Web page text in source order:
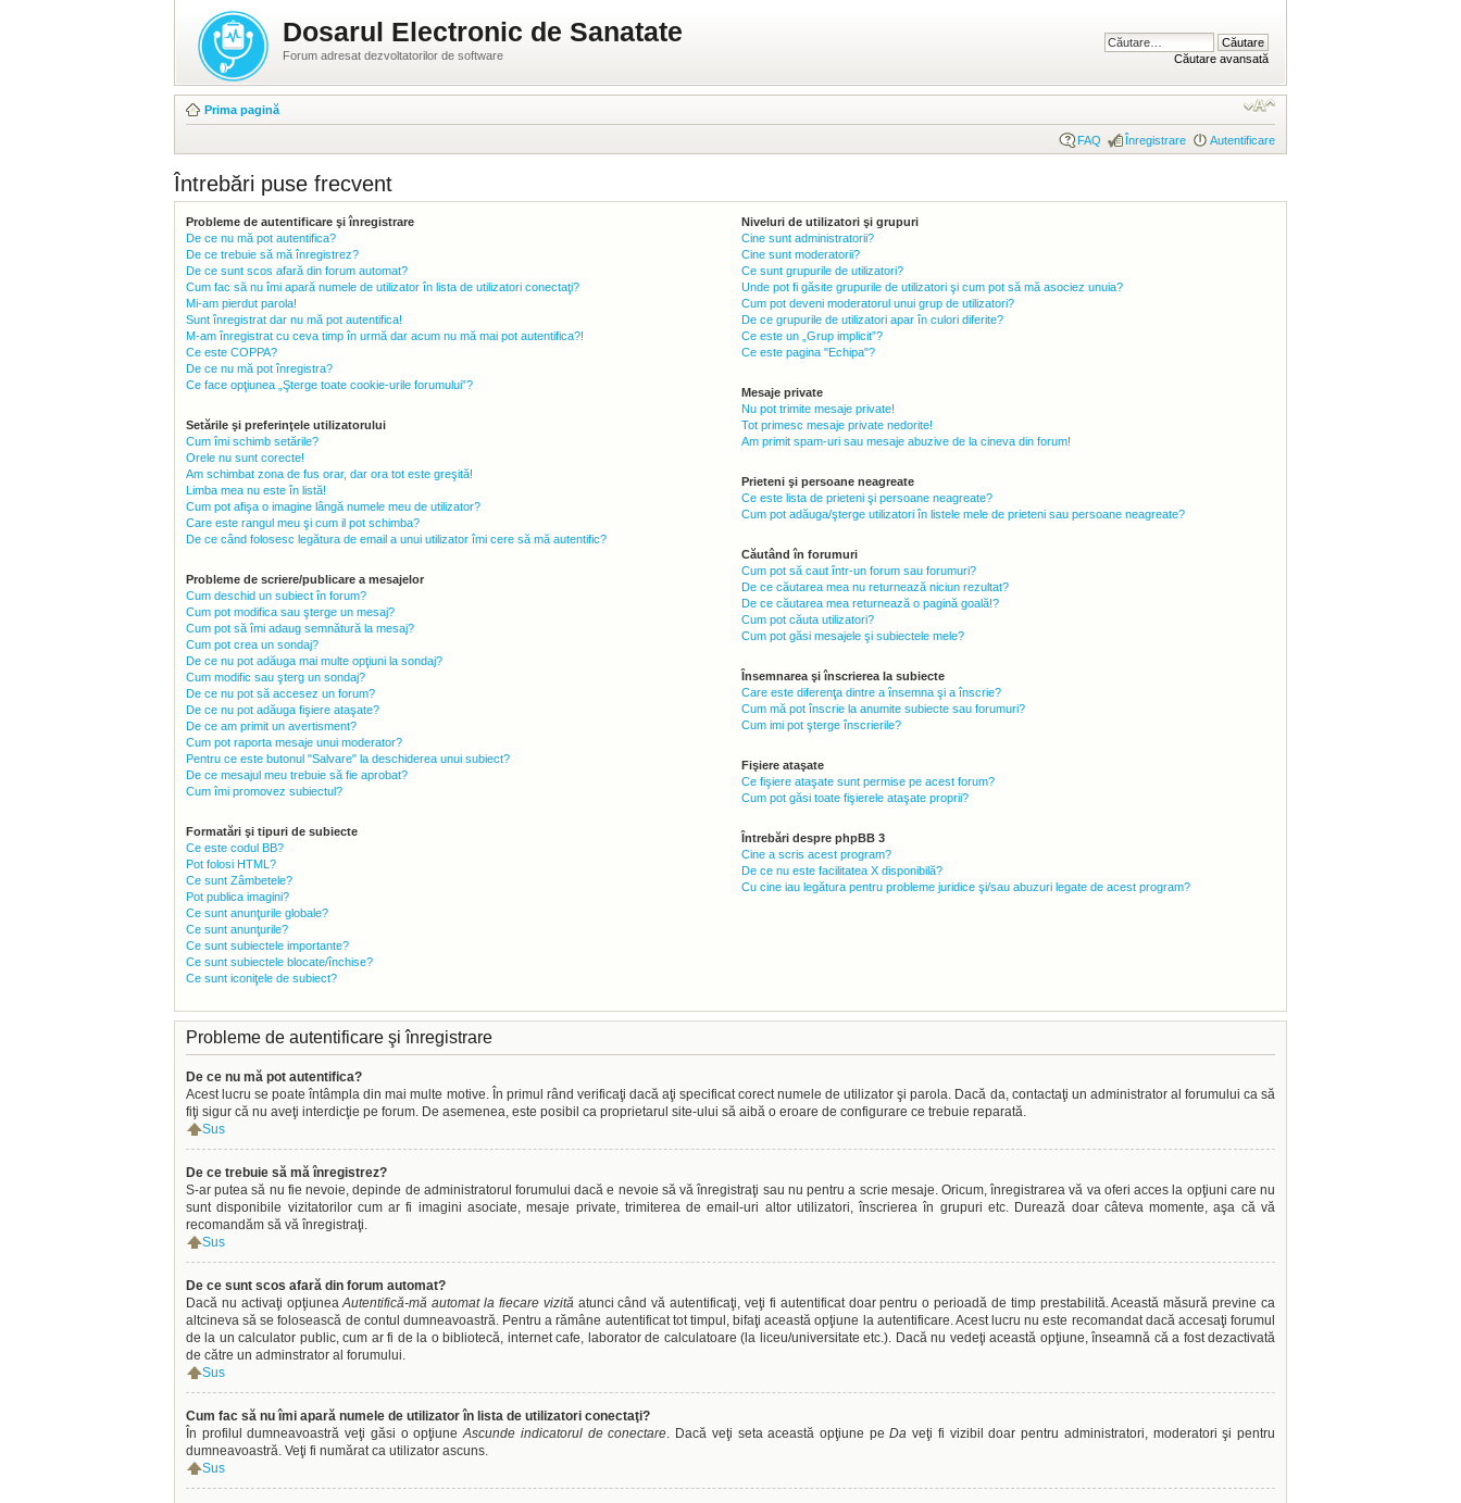
Dosarul Electronic de Sanatate
Forum adresat dezvoltatorilor de software Căutare avansată
Prima pagină
FAQ Înregistrare Autentificare
Întrebări puse frecvent
Probleme de autentificare şi înregistrare
De ce nu mă pot autentifica?
De ce trebuie să mă înregistrez?
De ce sunt scos afară din forum automat?
Cum fac să nu îmi apară numele de utilizator în lista de utilizatori conectaţi?
Mi-am pierdut parola!
Sunt înregistrat dar nu mă pot autentifica!
M-am înregistrat cu ceva timp în urmă dar acum nu mă mai pot autentifica?!
Ce este COPPA?
De ce nu mă pot înregistra?
Ce face opţiunea „Şterge toate cookie-urile forumului”?
Setările şi preferinţele utilizatorului
Cum îmi schimb setările?
Orele nu sunt corecte!
Am schimbat zona de fus orar, dar ora tot este greşită!
Limba mea nu este în listă!
Cum pot afişa o imagine lângă numele meu de utilizator?
Care este rangul meu şi cum il pot schimba?
De ce când folosesc legătura de email a unui utilizator îmi cere să mă autentific?
Probleme de scriere/publicare a mesajelor
Cum deschid un subiect în forum?
Cum pot modifica sau şterge un mesaj?
Cum pot să îmi adaug semnătură la mesaj?
Cum pot crea un sondaj?
De ce nu pot adăuga mai multe opţiuni la sondaj?
Cum modific sau şterg un sondaj?
De ce nu pot să accesez un forum?
De ce nu pot adăuga fişiere ataşate?
De ce am primit un avertisment?
Cum pot raporta mesaje unui moderator?
Pentru ce este butonul "Salvare" la deschiderea unui subiect?
De ce mesajul meu trebuie să fie aprobat?
Cum îmi promovez subiectul?
Formatări şi tipuri de subiecte
Ce este codul BB?
Pot folosi HTML?
Ce sunt Zâmbetele?
Pot publica imagini?
Ce sunt anunţurile globale?
Ce sunt anunţurile?
Ce sunt subiectele importante?
Ce sunt subiectele blocate/închise?
Ce sunt iconiţele de subiect?
Niveluri de utilizatori şi grupuri
Cine sunt administratorii?
Cine sunt moderatorii?
Ce sunt grupurile de utilizatori?
Unde pot fi găsite grupurile de utilizatori şi cum pot să mă asociez unuia?
Cum pot deveni moderatorul unui grup de utilizatori?
De ce grupurile de utilizatori apar în culori diferite?
Ce este un „Grup implicit”?
Ce este pagina "Echipa"?
Mesaje private
Nu pot trimite mesaje private!
Tot primesc mesaje private nedorite!
Am primit spam-uri sau mesaje abuzive de la cineva din forum!
Prieteni şi persoane neagreate
Ce este lista de prieteni şi persoane neagreate?
Cum pot adăuga/şterge utilizatori în listele mele de prieteni sau persoane neagreate?
Căutând în forumuri
Cum pot să caut într-un forum sau forumuri?
De ce căutarea mea nu returnează niciun rezultat?
De ce căutarea mea returnează o pagină goală!?
Cum pot căuta utilizatori?
Cum pot găsi mesajele şi subiectele mele?
Însemnarea şi înscrierea la subiecte
Care este diferenţa dintre a însemna şi a înscrie?
Cum mă pot înscrie la anumite subiecte sau forumuri?
Cum imi pot şterge înscrierile?
Fişiere ataşate
Ce fişiere ataşate sunt permise pe acest forum?
Cum pot găsi toate fişierele ataşate proprii?
Întrebări despre phpBB 3
Cine a scris acest program?
De ce nu este facilitatea X disponibilă?
Cu cine iau legătura pentru probleme juridice şi/sau abuzuri legate de acest program?
Probleme de autentificare şi înregistrare
De ce nu mă pot autentifica?
Acest lucru se poate întâmpla din mai multe motive. În primul rând verificaţi dacă aţi specificat corect numele de utilizator şi parola. Dacă da, contactaţi un administrator al forumului ca să
fiţi sigur că nu aveţi interdicţie pe forum. De asemenea, este posibil ca proprietarul site-ului să aibă o eroare de configurare ce trebuie reparată.
Sus
De ce trebuie să mă înregistrez?
S-ar putea să nu fie nevoie, depinde de administratorul forumului dacă e nevoie să vă înregistraţi sau nu pentru a scrie mesaje. Oricum, înregistrarea vă va oferi acces la opţiuni care nu
sunt disponibile vizitatorilor cum ar fi imagini asociate, mesaje private, trimiterea de email-uri altor utilizatori, înscrierea în grupuri etc. Durează doar câteva momente, aşa că vă
recomandăm să vă înregistraţi.
Sus
De ce sunt scos afară din forum automat?
Dacă nu activaţi opţiuneaAutentifică-mă automat la fiecare vizităatunci când vă autentificaţi, veţi fi autentificat doar pentru o perioadă de timp prestabilită. Această măsură previne ca
altcineva să se folosească de contul dumneavoastră. Pentru a rămâne autentificat tot timpul, bifaţi această opţiune la autentificare. Acest lucru nu este recomandat dacă accesaţi forumul
de la un calculator public, cum ar fi de la o bibliotecă, internet cafe, laborator de calculatoare (la liceu/universitate etc.). Dacă nu vedeţi această opţiune, înseamnă că a fost dezactivată
de către un adminstrator al forumului.
Sus
Cum fac să nu îmi apară numele de utilizator în lista de utilizatori conectaţi?
În profilul dumneavoastră veţi găsi o opţiuneAscunde indicatorul de conectare. Dacă veţi seta această opţiune peDa veţi fi vizibil doar pentru administratori, moderatori şi pentru
dumneavoastră. Veţi fi numărat ca utilizator ascuns.
Sus